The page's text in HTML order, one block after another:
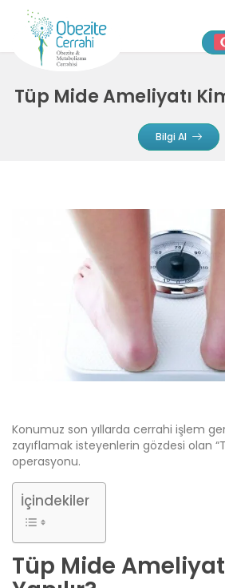
Tüp Mide Ameliyatı
Bilgi Al
Konumuz son yıllarda cerrahi işlem
zayıflamak isteyenlerin gözdesi olan
operasyonu.
İçindekiler
Tüp Mide